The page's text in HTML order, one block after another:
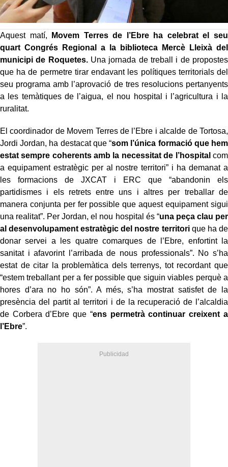
Aquest matí,
Movem Terres de l’Ebre ha celebrat el seu
quart Congrés Regional a la biblioteca Mercè Lleixà del
municipi de Roquetes.Una jornada de treball i de propostes
que ha de permetre tirar endavant les polítiques territorials del
seu programa amb l’aprovació de tres resolucions pertanyents
a les temàtiques de l’aigua, el nou hospital i l’agricultura i la
ruralitat.
El coordinador de Movem Terres de l’Ebre i alcalde de Tortosa,
Jordi Jordan, ha destacat que “som l’única formació que hem
estat sempre coherents amb la necessitat de l’hospital com
a equipament estratègic per al nostre territori” i ha demanat a
les formacions de JXCAT i ERC que “abandonin els
partidismes i els retrets entre uns i altres per treballar de
manera conjunta per fer possible que aquest equipament sigui
una realitat”. Per Jordan, el nou hospital és “una peça clau per
al desenvolupament estratègic del nostre territorique ha de
donar servei a les quatre comarques de l’Ebre, enfortint la
sanitat i afavorint l’arribada de nous professionals”. No s’ha
estat de citar la problemàtica dels terrenys, tot recordant que
“estem treballant per a fer possible que siguin viables perquè a
hores d’ara no ho són”. A més, s’ha mostrat satisfet de la
presència del partit al territori i de la recuperació de l’alcaldia
de Corbera d’Ebre que “ens permetrà continuar creixent a
l’Ebre”.